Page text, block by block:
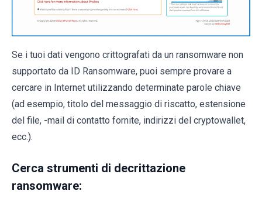
Se i tuoi dati vengono crittografati da un ransomware non
supportato da ID Ransomware, puoi sempre provare a
cercare in Internet utilizzando determinate parole chiave
(ad esempio, titolo del messaggio di riscatto, estensione
del file, -mail di contatto fornite, indirizzi del cryptowallet,
ecc.).
Cerca strumenti di decrittazione
ransomware: